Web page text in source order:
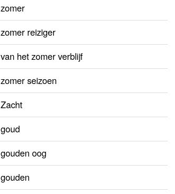
zomer
zomer reiziger
van het zomer verblijf
zomer seizoen
Zacht
goud
gouden oog
gouden